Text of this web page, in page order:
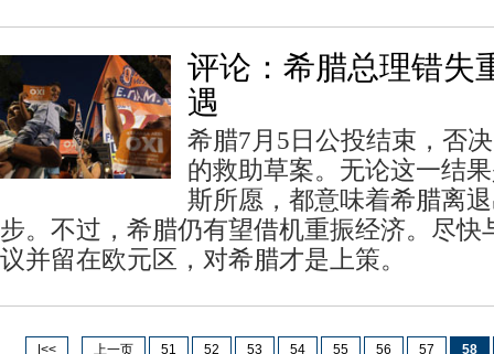
评论：希腊总理错失
遇
希腊7月5日公投结束，否
的救助草案。无论这一结
斯所愿，都意味着希腊离
步。不过，希腊仍有望借机重振经济。尽快
议并留在欧元区，对希腊才是上策。
|<< 上一页 51 52 53 54 55 56 57 58